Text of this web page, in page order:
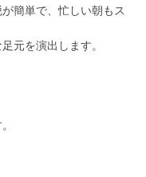
簡単で、忙しい朝もス
元を演出します。